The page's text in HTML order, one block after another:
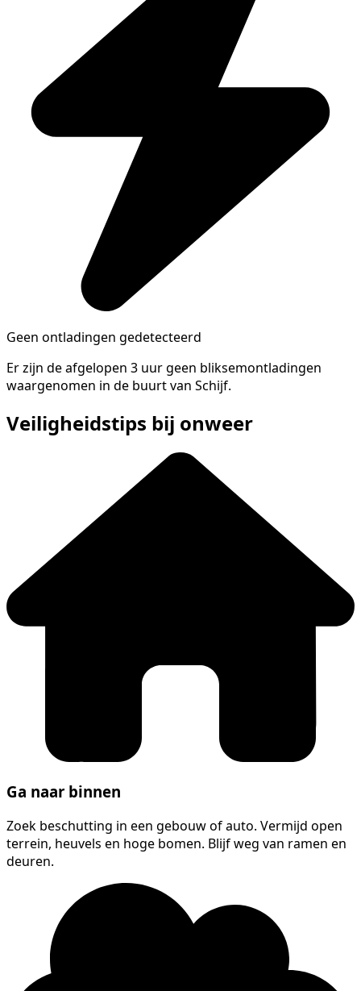
Geen ontladingen gedetecteerd
Er zijn de afgelopen 3 uur geen bliksemontladingen
waargenomen in de buurt van Schijf.
Veiligheidstips bij onweer
Ga naar binnen
Zoek beschutting in een gebouw of auto. Vermijd open
terrein, heuvels en hoge bomen. Blijf weg van ramen en
deuren.